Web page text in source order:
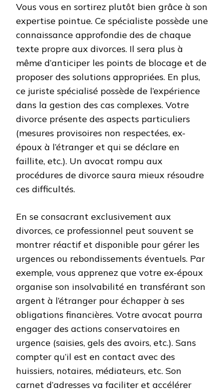
Vous vous en sortirez plutôt bien grâce à son
expertise pointue. Ce spécialiste possède une
connaissance approfondie des de chaque
texte propre aux divorces. Il sera plus à
même d’anticiper les points de blocage et de
proposer des solutions appropriées. En plus,
ce juriste spécialisé possède de l’expérience
dans la gestion des cas complexes. Votre
divorce présente des aspects particuliers
(mesures provisoires non respectées, ex-
époux à l’étranger et qui se déclare en
faillite, etc.). Un avocat rompu aux
procédures de divorce saura mieux résoudre
ces difficultés.
En se consacrant exclusivement aux
divorces, ce professionnel peut souvent se
montrer réactif et disponible pour gérer les
urgences ou rebondissements éventuels. Par
exemple, vous apprenez que votre ex-époux
organise son insolvabilité en transférant son
argent à l’étranger pour échapper à ses
obligations financières. Votre avocat pourra
engager des actions conservatoires en
urgence (saisies, gels des avoirs, etc.). Sans
compter qu’il est en contact avec des
huissiers, notaires, médiateurs, etc. Son
carnet d’adresses va faciliter et accélérer